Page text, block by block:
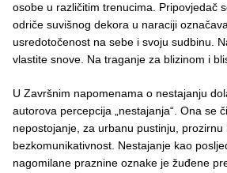
osobe u različitim trenucima. Pripovjedač
odriče suvišnog dekora u naraciji
usredotočenost na sebe i svoju sudbinu.
vlastite snove. Na traganje za blizinom i
U Završnim napomenama o nestajanju
autorova percepcija „nestajanja“. Ona se
nepostojanje, za urbanu pustinju, prozirnu
bezkomunikativnost. Nestajanje kao
nagomilane praznine oznake je žuđene